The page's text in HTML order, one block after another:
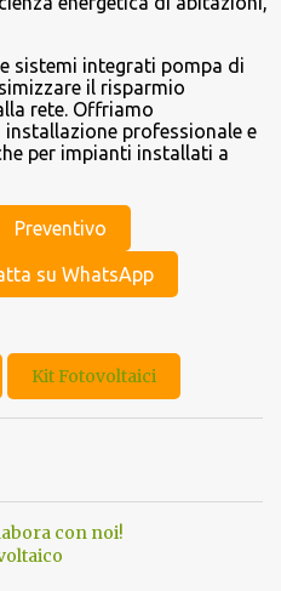
sistemi integrati pompa di
il risparmio
rete. Offriamo
professionale e
per impianti installati a
Preventivo
su WhatsApp
Kit Fotovoltaici
con noi!